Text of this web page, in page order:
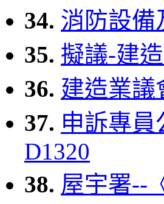
34. 消防設備
35. 擬議-建
36. 建造業議
37. 申訴專
D1320
38. 屋宇署--